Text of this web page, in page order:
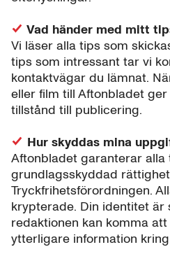
Vad händer med mitt
Vi läser alla tips som
tips som intressant tar vi
kontaktvägar du lämnat.
eller film till Aftonbladet
tillstånd till publicering.
Hur skyddas mina
Aftonbladet garanterar alla
grundlagsskyddad
Tryckfrihetsförordningen.
krypterade. Din identitet är
redaktionen kan komma
ytterligare information